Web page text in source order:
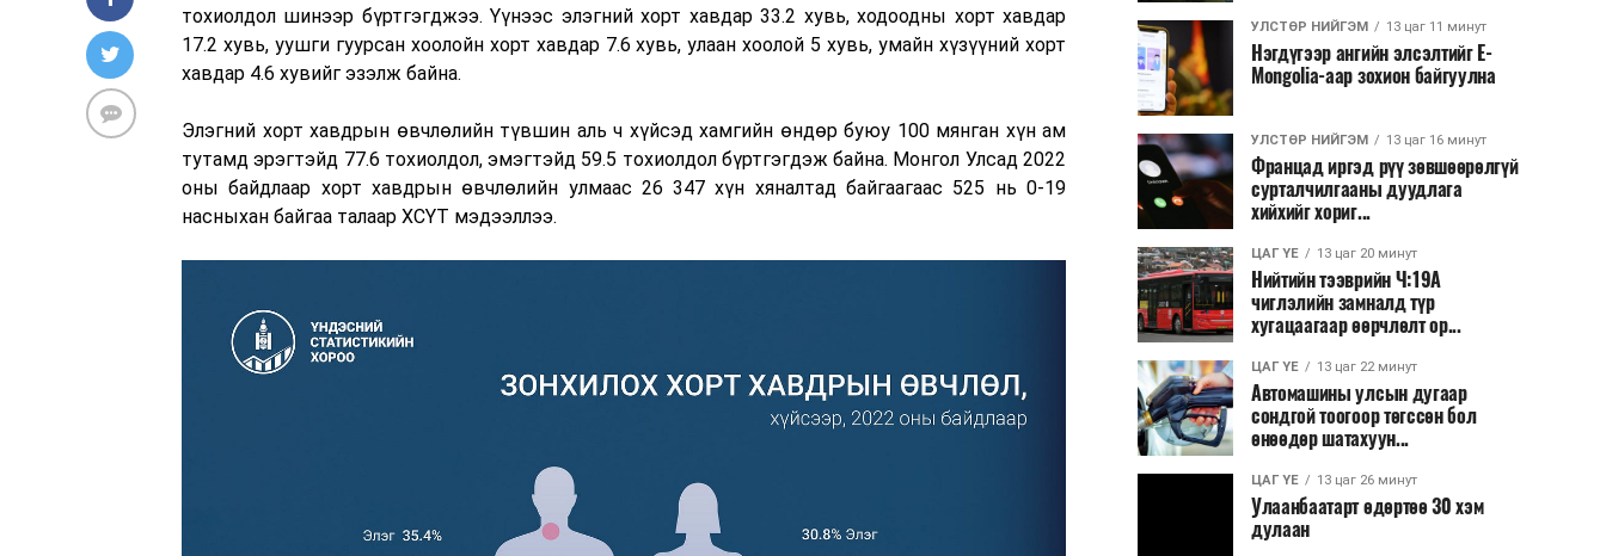
тохиолдол шинээр бүртгэгджээ. Үүнээс элэгний хорт хавдар 33.2 хувь, ходоодны хорт хавдар
17.2 хувь, уушги гуурсан хоолойн хорт хавдар 7.6 хувь, улаан хоолой 5 хувь, умайн хүзүүний хорт
хавдар 4.6 хувийг эзэлж байна.
Элэгний хорт хавдрын өвчлөлийн түвшин аль ч хүйсэд хамгийн өндөр буюу 100 мянган хүн ам
тутамд эрэгтэйд 77.6 тохиолдол, эмэгтэйд 59.5 тохиолдол бүртгэгдэж байна. Монгол Улсад 2022
оны байдлаар хорт хавдрын өвчлөлийн улмаас 26 347 хүн хяналтад байгаагаас 525 нь 0-19
насныхан байгаа талаар ХСҮТ мэдээллээ.
УЛСТӨР НИЙГЭМ 13 цаг 11 минут
Нэгдүгээр ангийн элсэлтийг E-
Mongolia-аар зохион байгуулна
УЛСТӨР НИЙГЭМ 13 цаг 16 минут
Францад иргэд рүү зөвшөөрөлгүй
сурталчилгааны дуудлага
хийхийг хориг...
ЦАГ ҮЕ 13 цаг 20 минут
Нийтийн тээврийн Ч:19А
чиглэлийн замналд түр
хугацаагаар өөрчлөлт ор...
ЦАГ ҮЕ 13 цаг 22 минут
Автомашины улсын дугаар
сондгой тоогоор төгссөн бол
өнөөдөр шатахуун...
ЦАГ ҮЕ 13 цаг 26 минут
Улаанбаатарт өдөртөө 30 хэм
дулаан